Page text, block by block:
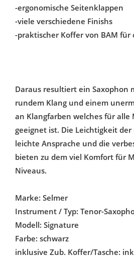
-ergonomische Seitenklappen
-viele verschiedene Finishs
-praktischer Koffer von BAM für
Daraus resultiert ein Saxophon
rundem Klang und einem
an Klangfarben welches für alle
geeignet ist. Die Leichtigkeit
leichte Ansprache und die
bieten zu dem viel Komfort für
Niveaus.
Marke: Selmer
Instrument / Typ: Tenor-
Modell: Signature
Farbe: schwarz
inklusive Zub. Koffer/Tasche: